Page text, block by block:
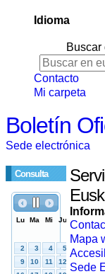
Idioma
Buscar
Contacto
Mi carpeta
Boletín
Sede electrónica
Consulta
Mapa
Sede